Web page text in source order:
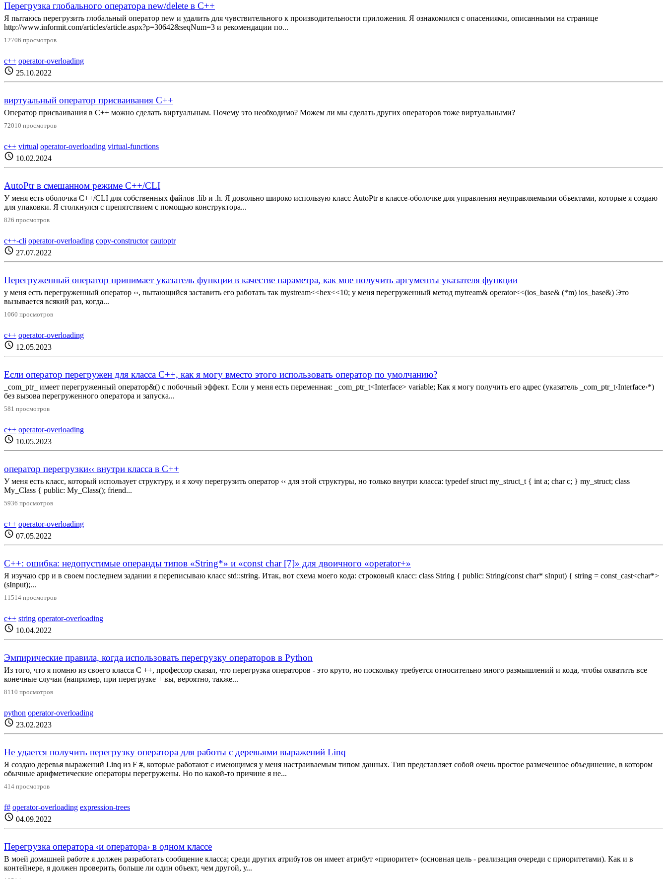
Перегрузка глобального оператора new/delete в С++
Я пытаюсь перегрузить глобальный оператор new и удалить для чувствительного к производительности приложения. Я ознакомился с опасениями, описанными на странице
http://www.informit.com/articles/article.aspx?p=30642&seqNum=3 и рекомендации по...
12706 просмотров
c++ operator-overloading
schedule 25.10.2022
виртуальный оператор присваивания С++
Оператор присваивания в C++ можно сделать виртуальным. Почему это необходимо? Можем ли мы сделать других операторов тоже виртуальными?
72010 просмотров
c++ virtual operator-overloading virtual-functions
schedule 10.02.2024
AutoPtr в смешанном режиме C++/CLI
У меня есть оболочка C++/CLI для собственных файлов .lib и .h. Я довольно широко использую класс AutoPtr в классе-оболочке для управления неуправляемыми объектами, которые я создаю
для упаковки. Я столкнулся с препятствием с помощью конструктора...
826 просмотров
c++-cli operator-overloading copy-constructor cautoptr
schedule 27.07.2022
Перегруженный оператор принимает указатель функции в качестве параметра, как мне получить аргументы указателя функции
у меня есть перегруженный оператор ‹‹, пытающийся заставить его работать так mystream<<hex<<10; у меня перегруженный метод mytream& operator<<(ios_base& (*m) ios_base&) Это
вызывается всякий раз, когда...
1060 просмотров
c++ operator-overloading
schedule 12.05.2023
Если оператор перегружен для класса С++, как я могу вместо этого использовать оператор по умолчанию?
_com_ptr_ имеет перегруженный оператор&() с побочный эффект. Если у меня есть переменная: _com_ptr_t<Interface> variable; Как я могу получить его адрес (указатель _com_ptr_t‹Interface›*)
без вызова перегруженного оператора и запуска...
581 просмотров
c++ operator-overloading
schedule 10.05.2023
оператор перегрузки‹‹ внутри класса в С++
У меня есть класс, который использует структуру, и я хочу перегрузить оператор ‹‹ для этой структуры, но только внутри класса: typedef struct my_struct_t { int a; char c; } my_struct; class
My_Class { public: My_Class(); friend...
5936 просмотров
c++ operator-overloading
schedule 07.05.2022
C++: ошибка: недопустимые операнды типов «String*» и «const char [7]» для двоичного «operator+»
Я изучаю cpp и в своем последнем задании я переписываю класс std::string. Итак, вот схема моего кода: строковый класс: class String { public: String(const char* sInput) { string = const_cast<char*>
(sInput);...
11514 просмотров
c++ string operator-overloading
schedule 10.04.2022
Эмпирические правила, когда использовать перегрузку операторов в Python
Из того, что я помню из своего класса C ++, профессор сказал, что перегрузка операторов - это круто, но поскольку требуется относительно много размышлений и кода, чтобы охватить все
конечные случаи (например, при перегрузке + вы, вероятно, также...
8110 просмотров
python operator-overloading
schedule 23.02.2023
Не удается получить перегрузку оператора для работы с деревьями выражений Linq
Я создаю деревья выражений Linq из F #, которые работают с имеющимся у меня настраиваемым типом данных. Тип представляет собой очень простое размеченное объединение, в котором
обычные арифметические операторы перегружены. Но по какой-то причине я не...
414 просмотров
f# operator-overloading expression-trees
schedule 04.09.2022
Перегрузка оператора ‹и оператора› в одном классе
В моей домашней работе я должен разработать сообщение класса; среди других атрибутов он имеет атрибут «приоритет» (основная цель - реализация очереди с приоритетами). Как и в
контейнере, я должен проверить, больше ли один объект, чем другой, у...